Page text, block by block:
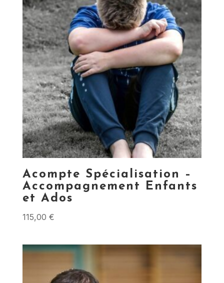
Acompte Spécialisation –
Accompagnement Enfants
et Ados
115,00 €